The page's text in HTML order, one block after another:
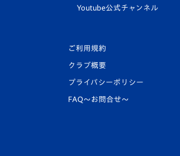
Youtube公式チャンネル
ご利用規約
クラブ概要
プライバシーポリシー
FAQ〜お問合せ〜